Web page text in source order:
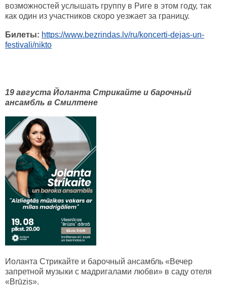
возможностей услышать группу в Риге в этом году, так
как один из участников скоро уезжает за границу.
Билеты: https://www.bezrindas.lv/ru/koncerti-dejas-un-
festivali/nikto
19 августа Йоланта Стрикайте и барочный
ансамбль в Смилтене
Иоланта Стрикайте и барочный ансамбль «Вечер
запретной музыки с мадригалами любви» в саду отеля
«Brūzis».